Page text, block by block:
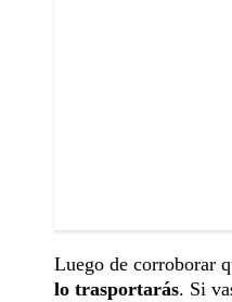
Luego de corroborar
lo trasportarás. Si